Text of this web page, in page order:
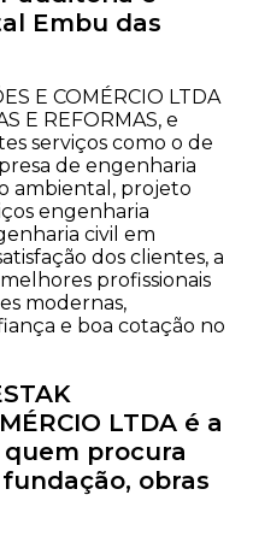
Embu das
E COMÉRCIO LTDA
E REFORMAS, e
serviços como o de
de engenharia
ambiental, projeto
engenharia
civil em
dos clientes, a
profissionais
modernas,
e boa cotação no
LTDA é a
procura
obras